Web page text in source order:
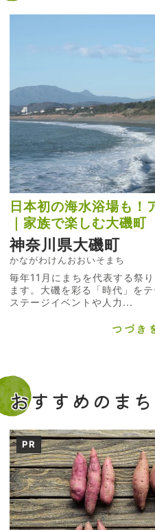
日本初の海水浴場も！
｜家族で楽しむ大磯町
神奈川県大磯町
かながわけんおおいそまち
毎年11月にまちを代表する祭
ます。大磯を彩る「時代」を
ステージイベントや人力...
つづき
おすすめのまち
PR